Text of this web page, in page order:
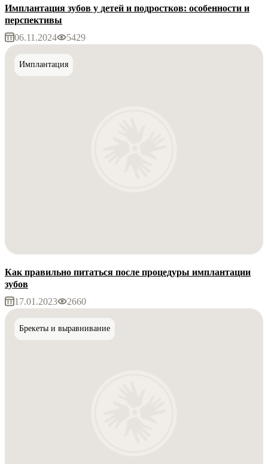
Имплантация зубов у детей и подростков: особенности и
перспективы
06.11.2024
5429
Имплантация
Как правильно питаться после процедуры имплантации
зубов
17.01.2023
2660
Брекеты и выравнивание